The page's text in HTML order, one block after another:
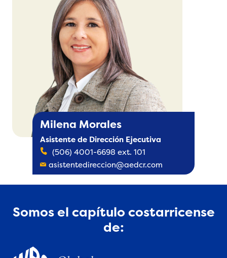
Milena Morales
Asistente de Dirección Ejecutiva
(506) 4001-6698 ext. 101
asistentedireccion@aedcr.com
Somos el capítulo costarricense
de: